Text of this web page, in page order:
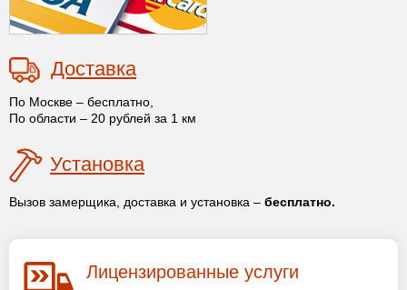
Доставка
По Москве – бесплатно,
По области – 20 рублей за 1 км
Установка
Вызов замерщика, доставка и установка – бесплатно.
Лицензированные услуги